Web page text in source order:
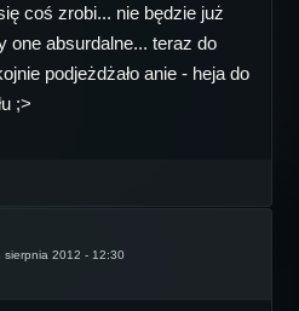
coś zrobi... nie będzie już
one absurdalne... teraz do
podjeżdżało anie - heja do
;>
sierpnia 2012 - 12:30